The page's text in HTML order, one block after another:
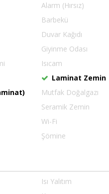
Alarm (Hırsız)
Barbekü
Duvar Kağıdı
Giyinme Odası
Isıcam
Laminat Zemin
Mutfak Doğalgazı
Seramik Zemin
Wi-Fi
Şömine
Isı Yalıtım